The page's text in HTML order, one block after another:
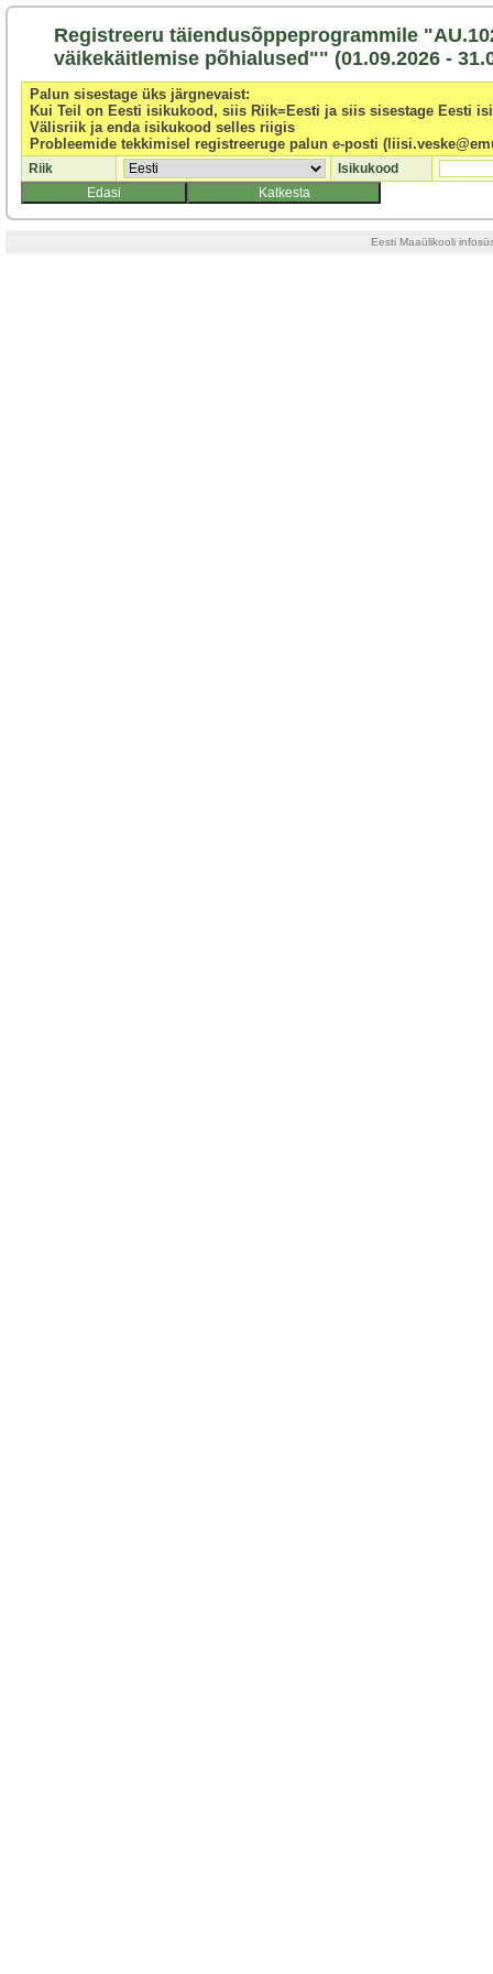
Registreeru täiendusõppeprogrammile
väikekäitlemise põhialused"" (01.09.2026 -
Palun sisestage üks järgnevaist:
Kui Teil on Eesti isikukood, siis Riik=Eesti ja siis sisestage Eesti
Välisriik ja enda isikukood selles riigis
Probleemide tekkimisel registreeruge palun e-posti
Riik
Isikukood
Edasi
Katkesta
Eesti Maaülikooli